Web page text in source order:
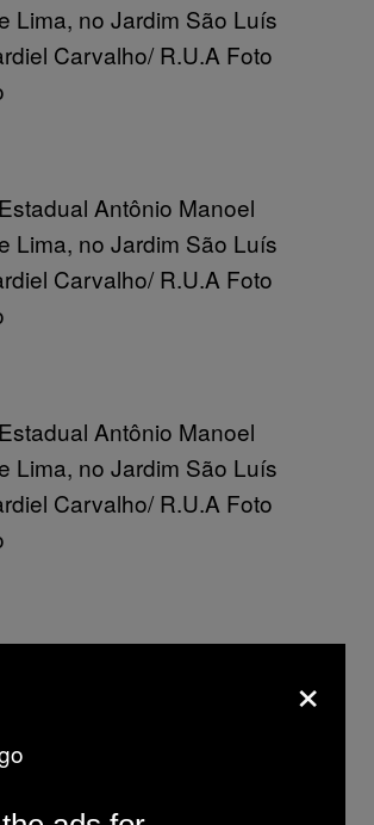
Lima, no Jardim São Luís
Carvalho/ R.U.A Foto
Antônio Manoel
Lima, no Jardim São Luís
Carvalho/ R.U.A Foto
Antônio Manoel
Lima, no Jardim São Luís
Carvalho/ R.U.A Foto
Antônio Manoel
×